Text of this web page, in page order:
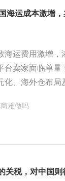
海运费用激增，
台卖家面临单量
化、海外仓布局
难做吗